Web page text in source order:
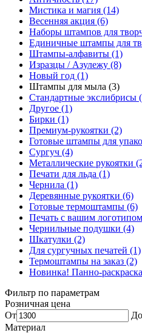
Мистика и магия (14)
Весенняя акция (6)
Наборы штампов для
Единичные штампы для
Штампы-алфавиты (1)
Изразцы / Азулежу (8)
Новый год (1)
Штампы для мыла (3)
Стандартные экслибрисы
Другое (1)
Бирки (1)
Премиум-рукоятки (2)
Готовые штампы для
Сургуч (4)
Металлические рукоятки
Печати для льда (1)
Чернила (1)
Деревянные рукоятки (6)
Готовые термоштампы (6)
Печать с вашим
Чернильные подушки (4)
Шкатулки (2)
Для сургучных печатей (1)
Термоштампы на заказ (2)
Новинка! Панно-
Фильтр по параметрам
Розничная цена
От
До
Материал